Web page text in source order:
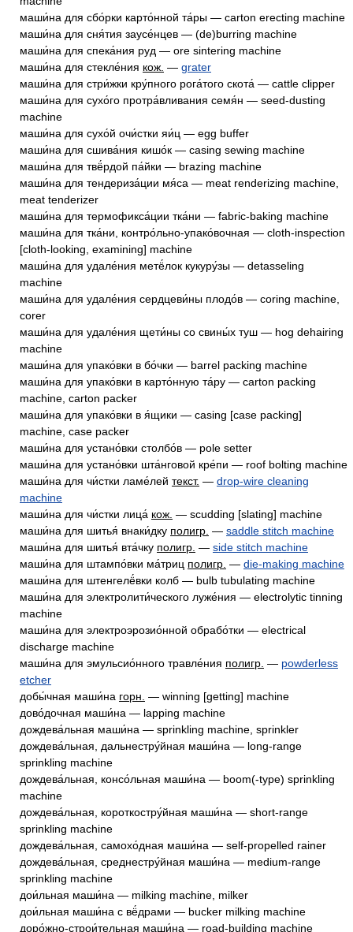
маши́на для сбо́рки карто́нной та́ры — carton erecting machine
маши́на для сня́тия заусе́нцев — (de)burring machine
маши́на для спека́ния руд — ore sintering machine
маши́на для стекле́ния кож. — grater
маши́на для стри́жки кру́пного рога́того скота́ — cattle clipper
маши́на для сухо́го протра́вливания семя́н — seed-dusting
machine
маши́на для сухо́й очи́стки яи́ц — egg buffer
маши́на для сшива́ния кишо́к — casing sewing machine
маши́на для твё́рдой па́йки — brazing machine
маши́на для тендериза́ции мя́са — meat renderizing machine,
meat tenderizer
маши́на для термофикса́ции тка́ни — fabric-baking machine
маши́на для тка́ни, контро́льно-упако́вочная — cloth-inspection
[cloth-looking, examining] machine
маши́на для удале́ния метё́лок кукуру́зы — detasseling
machine
маши́на для удале́ния сердцеви́ны плодо́в — coring machine,
corer
маши́на для удале́ния щети́ны со свины́х туш — hog dehairing
machine
маши́на для упако́вки в бо́чки — barrel packing machine
маши́на для упако́вки в карто́нную та́ру — carton packing
machine, carton packer
маши́на для упако́вки в я́щики — casing [case packing]
machine, case packer
маши́на для устано́вки столбо́в — pole setter
маши́на для устано́вки шта́нговой кре́пи — roof bolting machine
маши́на для чи́стки ламе́лей текст. — drop-wire cleaning
machine
маши́на для чи́стки лица́ кож. — scudding [slating] machine
маши́на для шитья́ внаки́дку полигр. — saddle stitch machine
маши́на для шитья́ вта́чку полигр. — side stitch machine
маши́на для штампо́вки ма́триц полигр. — die-making machine
маши́на для штенгелё́вки колб — bulb tubulating machine
маши́на для электролити́ческого луже́ния — electrolytic tinning
machine
маши́на для электроэрозио́нной обрабо́тки — electrical
discharge machine
маши́на для эмульсио́нного травле́ния полигр. — powderless
etcher
добы́чная маши́на горн. — winning [getting] machine
дово́дочная маши́на — lapping machine
дождева́льная маши́на — sprinkling machine, sprinkler
дождева́льная, дальнестру́йная маши́на — long-range
sprinkling machine
дождева́льная, консо́льная маши́на — boom(-type) sprinkling
machine
дождева́льная, короткостру́йная маши́на — short-range
sprinkling machine
дождева́льная, самохо́дная маши́на — self-propelled rainer
дождева́льная, среднестру́йная маши́на — medium-range
sprinkling machine
дои́льная маши́на — milking machine, milker
дои́льная маши́на с вё́драми — bucker milking machine
доро́жно-строи́тельная маши́на — road-building machine